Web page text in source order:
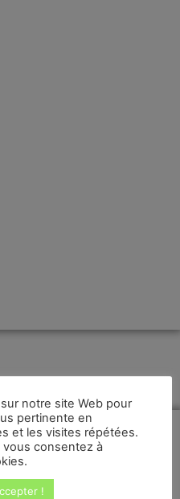
notre site Web pour
pertinente en
et les visites répétées.
vous consentez à
!